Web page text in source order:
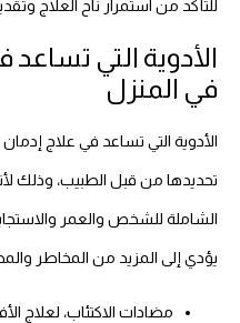
للتأكد من استمرار ناح العلاج
الأدوية التي
في المنزل
الأدوية التي تساعد في علاج
تحديدها من قبل الطبيب، وذلك
الشاملة للشخص والعمر
يؤدي إلى المزيد من المخاطر
مضادات الاكتئاب، لعلاج